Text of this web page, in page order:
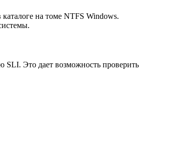
на томе NTFS Windows.
SLI. Это дает возможность проверить